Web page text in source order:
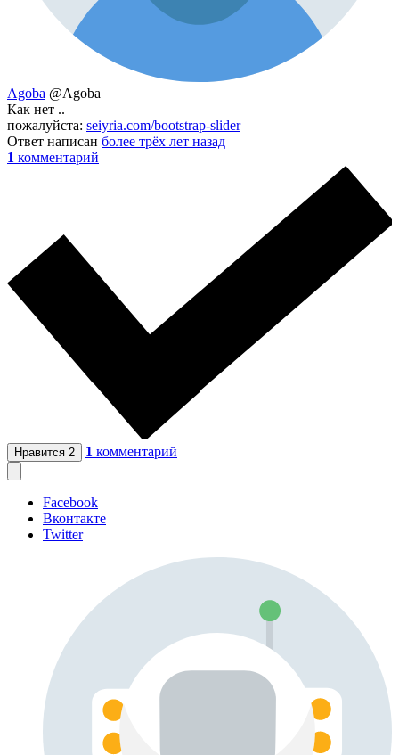
Agoba @Agoba
Как нет ..
пожалуйста: seiyria.com/bootstrap-slider
Ответ написан более трёх лет назад
1 комментарий
Нравится 2 1 комментарий
Facebook
Вконтакте
Twitter